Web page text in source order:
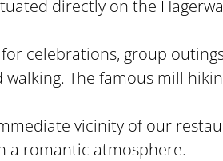
directly on the
celebrations, group
The famous mill
vicinity of our
a romantic atmosphere.